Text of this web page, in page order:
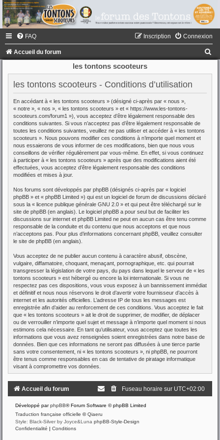
FAQ Connexion
Inscription
Accueil du forum
les tontons scooteurs
les tontons scooteurs - Conditions d’utilisation
En accédant à « les tontons scooteurs » (désigné ci-après par « nous »,
« notre », « nos », « les tontons scooteurs » et « https://www.les-tontons-
scooteurs.com/forum1 »), vous acceptez d’être légalement responsable des
conditions suivantes. Si vous n’acceptez pas d’être légalement responsable de
toutes les conditions suivantes, veuillez ne pas utiliser et accéder à « les tontons
scooteurs ». Nous pouvons modifier ces conditions à n’importe quel moment et
nous essaierons de vous informer de ces modifications, bien que nous vous
conseillons de vérifier régulièrement par vous-même. En effet, si vous continuez
à participer à « les tontons scooteurs » après que des modifications aient été
effectuées, vous acceptez d’être légalement responsable des conditions
modifiées et mises à jour.
Nos forums sont développés par phpBB (désignés ci-après par « logiciel
phpBB » et « phpBB Limited ») qui est un logiciel de forum de discussions déclaré
sous la « licence publique générale GNU 2.0 » et qui peut être téléchargé sur le
site de phpBB (en anglais). Le logiciel phpBB a pour seul but de faciliter les
discussions sur internet et phpBB Limited ne peut en aucun cas être tenu comme
responsable de la conduite et du contenu que nous acceptons et que nous
n’acceptons pas. Pour plus d’informations concernant phpBB, veuillez consulter
le site de phpBB (en anglais).
Vous acceptez de ne publier aucun contenu à caractère abusif, obscène,
vulgaire, diffamatoire, choquant, menaçant, pornographique, etc. qui pourrait
transgresser la législation de votre pays, du pays dans lequel le serveur de « les
tontons scooteurs » est hébergé ou encore la loi internationale. Si vous ne
respectez pas ces dispositions, vous vous exposez à un bannissement immédiat
et définitif et nous nous réservons le droit d’avertir votre fournisseur d’accès à
internet et les autorités officielles. L’adresse IP de tous les messages est
enregistrée afin d’aider au renforcement de ces conditions. Vous acceptez le fait
que « les tontons scooteurs » ait le droit de supprimer, de modifier, de déplacer
ou de verrouiller n’importe quel sujet et message à n’importe quel moment si nous
estimons cela nécessaire. En tant qu’utilisateur, vous acceptez que toutes les
informations que vous avez renseignées soient enregistrées dans notre base de
données. Bien que ces informations ne seront pas diffusées à une tierce partie
sans votre consentement, ni « les tontons scooteurs », ni phpBB, ne pourront
être tenus comme responsables en cas de tentative de piratage informatique
visant à compromettre vos données.
Accueil du forum Fuseau horaire sur UTC+02:00
Développé parphpBB® Forum Software © phpBB Limited
Traduction française officielle ©Qiaeru
Style: Black-Silver by Joyce&Luna phpBB-Style-Design
Confidentialité | Conditions